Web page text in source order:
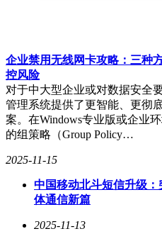
企业禁用无线网卡攻略：三种
控风险
对于中大型企业或对数据安全
管理系统提供了更智能、更彻
案。在Windows专业版或企业
的组策略（Group Policy…
2025-11-15
中国移动北斗短信升级
体通信新篇
2025-11-13